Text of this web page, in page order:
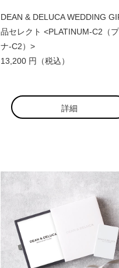
DEAN & DELUCA WEDDING
品セレクト <PLATINUM-C2（
ナ-C2）>
13,200 円（税込）
詳細